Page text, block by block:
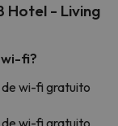
Hotel - Living
fi?
de wi-fi gratuito
de wi-fi gratuito